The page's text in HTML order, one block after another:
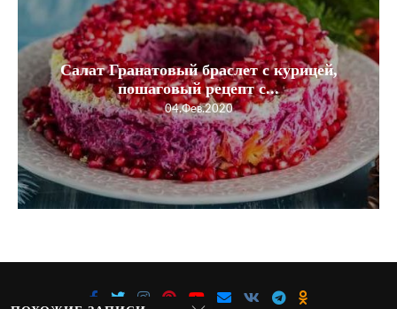
Салат Гранатовый браслет с курицей,
пошаговый рецепт с...
04.Фев.2020